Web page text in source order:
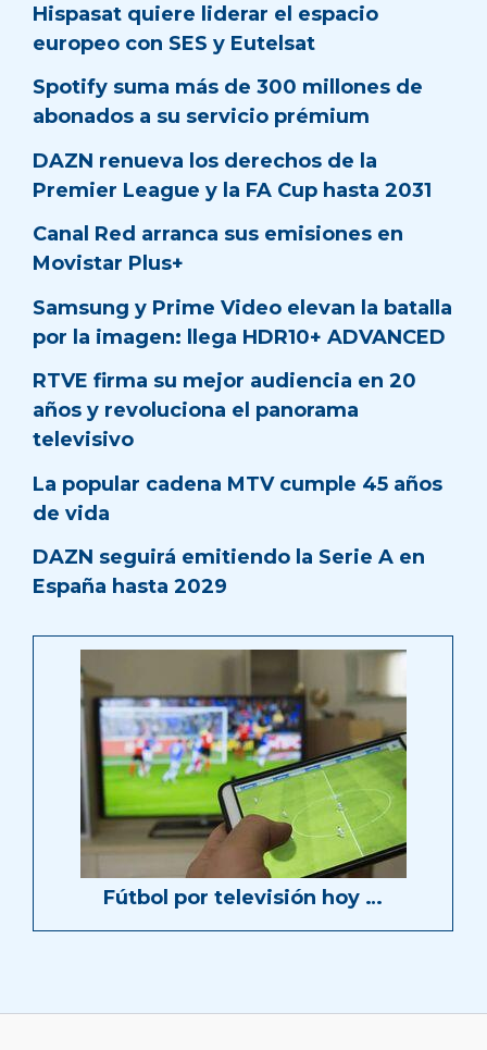
Hispasat quiere liderar el espacio
europeo con SES y Eutelsat
Spotify suma más de 300 millones de
abonados a su servicio prémium
DAZN renueva los derechos de la
Premier League y la FA Cup hasta 2031
Canal Red arranca sus emisiones en
Movistar Plus+
Samsung y Prime Video elevan la batalla
por la imagen: llega HDR10+ ADVANCED
RTVE firma su mejor audiencia en 20
años y revoluciona el panorama
televisivo
La popular cadena MTV cumple 45 años
de vida
DAZN seguirá emitiendo la Serie A en
España hasta 2029
Fútbol por televisión hoy …